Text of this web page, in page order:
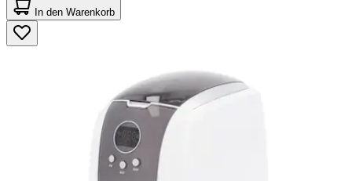
von
5
Sternen.
4
In den Warenkorb